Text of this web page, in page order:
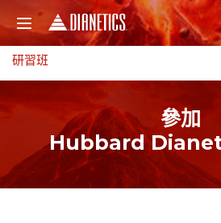
研習班
參加
Hubbard